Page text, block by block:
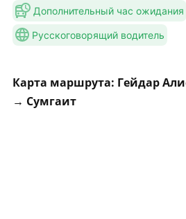
Дополнительный час ожидания
Русскоговорящий водитель
Карта маршрута: Гейдар
→ Сумгаит